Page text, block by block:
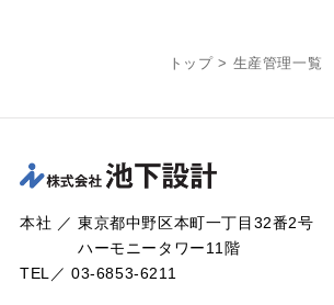
トップ > 生産管理一覧
本社 ／ 東京都中野区本町一丁目32番2号
ハーモニータワー11階
TEL／ 03-6853-6211